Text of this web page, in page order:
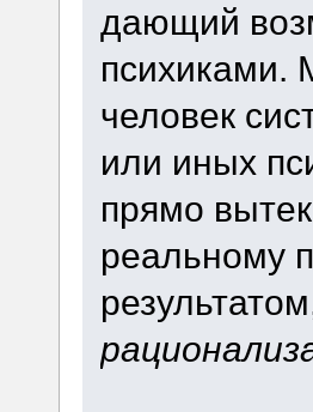
дающий
психиками.
человек
или иных
прямо
реальному